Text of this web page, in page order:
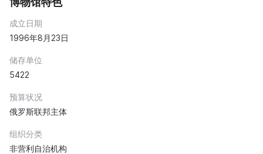
成立日期
1996年8月23日
储存单位
5422
预算状况
俄罗斯联邦主体
组织分类
非营利自治机构